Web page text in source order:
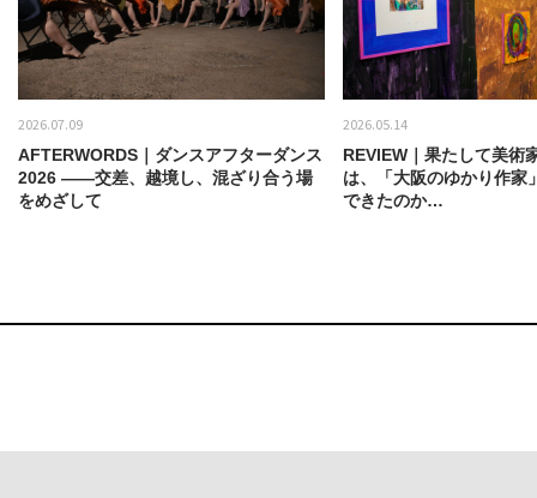
2026.07.09
AFTERWORDS｜ダンスアフターダンス
2026 ——交差、越境し、混ざり合う場
をめざして
2026.05.14
REVIEW｜果たして美術
は、「大阪のゆかり作家
できたのか…